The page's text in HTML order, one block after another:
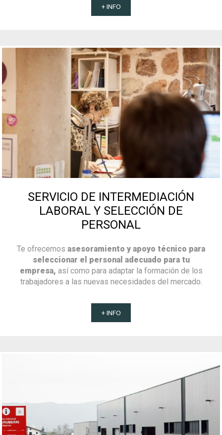
+ INFO
SERVICIO DE INTERMEDIACIÓN
LABORAL Y SELECCIÓN DE
PERSONAL
Te ofrecemos asesoramiento y apoyo técnico para
seleccionar el personal adecuado para tu
empresa, así como para adaptar la formación de los
trabajadores a las nuevas necesidades del mercado.
+ INFO